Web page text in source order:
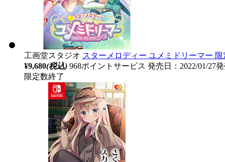
工画堂スタジオ スターメロディー ユメミドリーマー
¥9,680(税込) 968ポイントサービス 発売日：2022/01/27
限定数終了